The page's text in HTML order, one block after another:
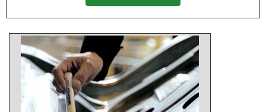
resultados dos clientes.OUTRAS INFORMAÇÕES
SOBRE PINTURA INDUSTRIAL BAHIA...